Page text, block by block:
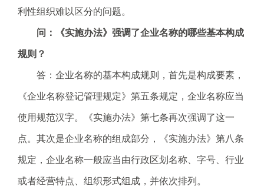
利性组织难以区分的问题。
问：《实施办法》强调了企业名称的哪些基本构成
规则？
答：企业名称的基本构成规则，首先是构成要素，
《企业名称登记管理规定》第五条规定，企业名称应当
使用规范汉字。《实施办法》第七条再次强调了这一
点。其次是企业名称的组成部分，《实施办法》第八条
规定，企业名称一般应当由行政区划名称、字号、行业
或者经营特点、组织形式组成，并依次排列。